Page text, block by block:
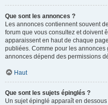
Que sont les annonces ?
Les annonces contiennent souvent
forum que vous consultez et doivent
apparaissent en haut de chaque
publiées. Comme pour les
annonces dépend des permissions
Haut
Que sont les sujets épinglés ?
Un sujet épinglé apparaît en